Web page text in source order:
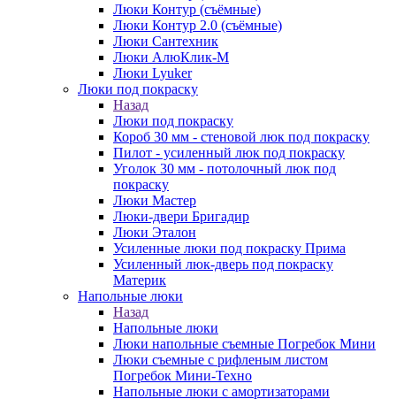
Люки Контур (съёмные)
Люки Контур 2.0 (съёмные)
Люки Сантехник
Люки АлюКлик-М
Люки Lyuker
Люки под покраску
Назад
Люки под покраску
Короб 30 мм - стеновой люк под покраску
Пилот - усиленный люк под покраску
Уголок 30 мм - потолочный люк под
покраску
Люки Мастер
Люки-двери Бригадир
Люки Эталон
Усиленные люки под покраску Прима
Усиленный люк-дверь под покраску
Материк
Напольные люки
Назад
Напольные люки
Люки напольные съемные Погребок Мини
Люки съемные с рифленым листом
Погребок Мини-Техно
Напольные люки с амортизаторами